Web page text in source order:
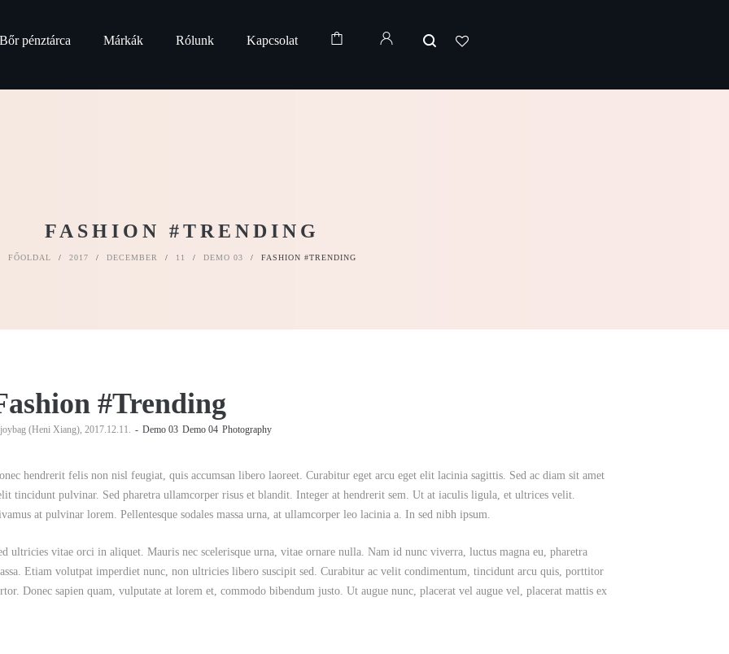
Bőr pénztárca Márkák Rólunk Kapcsolat
FASHION #TRENDING
FŐOLDAL / 2017 / DECEMBER / 11 / DEMO 03 / FASHION #TRENDING
#Trending
(Heni Xiang) 2017.12.11. Demo 03 Demo 04 Photography
hendrerit felis non nisl feugiat, quis accumsan libero laoreet. Curabitur eget arcu eget elit lacinia sagittis. Sed ac diam sit amet
tincidunt pulvinar. Sed pharetra ullamcorper risus et blandit. Integer at hendrerit sem. Ut at iaculis ligula, et ultrices velit.
at pulvinar lorem. Pellentesque sodales massa urna, at ullamcorper leo lacinia a. In sed nibh ipsum.
ultricies vitae orci in aliquet. Mauris nec scelerisque urna, vitae ornare nulla. Nam id nunc viverra, luctus magna eu, pharetra
Etiam volutpat imperdiet nunc, non ultricies libero suscipit sed. Curabitur ac velit condimentum, tincidunt arcu quis, porttitor
Donec sapien quam, vulputate at lorem et, commodo bibendum justo. Ut augue nunc, placerat vel augue vel, placerat mattis ex